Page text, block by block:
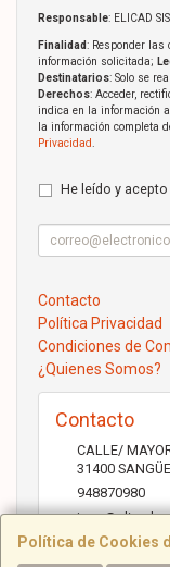
Política de Cookies
Responsable: ELICAD
Finalidad: Responder
información solicitada;
Destinatarios: Solo se
Derechos: Acceder,
indica en la información
la información completa
Privacidad
He leído y acepto
Contacto
Política Privacidad
Condiciones de
¿Quienes Somos?
Contacto
CALLE/
31400
948870980